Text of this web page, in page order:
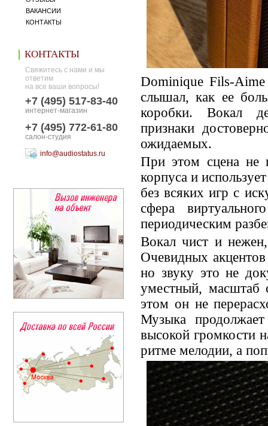
ВАКАНСИИ
КОНТАКТЫ
КОНТАКТЫ
Свяжитесь с нами и мы
ответим
на все ваши вопросы!
+7 (495) 517-83-40
интернет-магазин
+7 (495) 772-61-80
салон-студия
info@audiostatus.ru
Dominique Fils-
слышал, как ее
коробки. Вокал
признаки
ожидаемых.
При этом сцена не
корпуса и
без всяких игр с
сфера
периодическим
Вокал чист и
Очевидных
но звуку это не
уместный, масштаб
этом он не
Музыка
высокой громкости
ритме мелодии, а